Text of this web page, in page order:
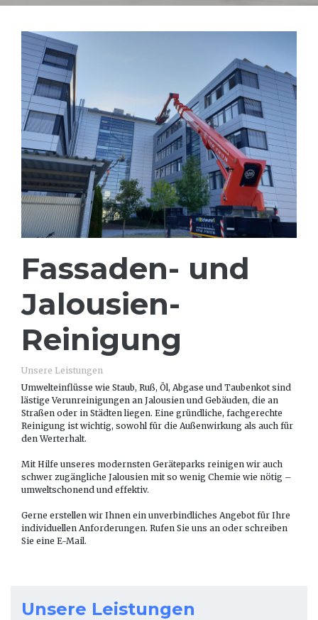
Fassaden- und
Jalousien-
Reinigung
Unsere Leistungen
Umwelteinflüsse wie Staub, Ruß, Öl, Abgase und Taubenkot sind
lästige Verunreinigungen an Jalousien und Gebäuden, die an
Straßen oder in Städten liegen. Eine gründliche, fachgerechte
Reinigung ist wichtig, sowohl für die Außenwirkung als auch für
den Werterhalt.
Mit Hilfe unseres modernsten Geräteparks reinigen wir auch
schwer zugängliche Jalousien mit so wenig Chemie wie nötig –
umweltschonend und effektiv.
Gerne erstellen wir Ihnen ein unverbindliches Angebot für Ihre
individuellen Anforderungen. Rufen Sie uns an oder schreiben
Sie eine E-Mail.
Unsere Leistungen